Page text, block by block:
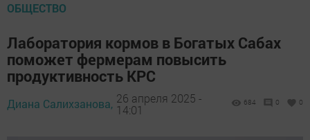
ОБЩЕСТВО
Лаборатория кормов в Богатых Сабах
поможет фермерам повысить
продуктивность КРС
Диана Салихзанова, 26 апреля 2025 -
14:01
684 0 0